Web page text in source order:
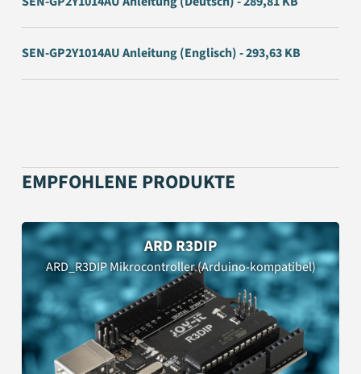
SEN-GP2Y1014AU Anleitung (Englisch) - 293,63 KB
EMPFOHLENE PRODUKTE
ARD R3DIP
ARD_R3DIP Mikrocontroller (Arduino-kompatibel)